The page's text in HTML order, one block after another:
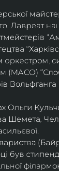
Лавреат
оркестром,
(МАСО)
Шемета,
був